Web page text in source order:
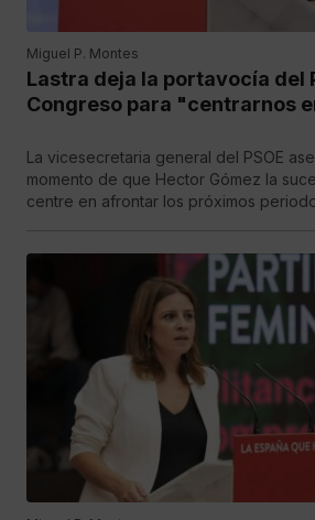
Miguel P. Montes
Lastra deja la portavocía del
Congreso para "centrarnos
La vicesecretaria general del PSOE
momento de que Hector Gómez la
centre en afrontar los próximos